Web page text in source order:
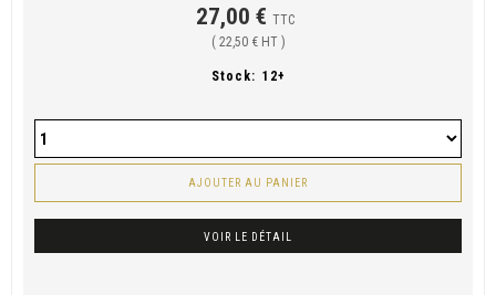
27,00 € TTC
( 22,50 € HT )
Stock: 12+
AJOUTER AU PANIER
VOIR LE DÉTAIL